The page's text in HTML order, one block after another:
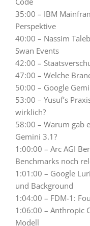
35:00 – IBM
Perspektive
40:00 – Nassim
Swan Events
42:00 –
47:00 – Welche
50:00 – Google
53:00 – Yusuf’s
wirklich?
58:00 – Warum gab
Gemini 3.1?
1:00:00 – Arc AGI
Benchmarks noch
1:01:00 – Google
und Background
1:04:00 – FDM-1:
1:06:00 – Anthropic
Modell